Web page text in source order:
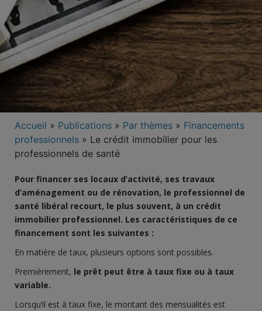
Accueil » Publications » Par thèmes » Financements
professionnels » Le crédit immobilier pour les
professionnels de santé
Pour financer ses locaux d’activité, ses travaux
d’aménagement ou de rénovation, le professionnel de
santé libéral recourt, le plus souvent, à un crédit
immobilier professionnel. Les caractéristiques de ce
financement sont les suivantes :
En matière de taux, plusieurs options sont possibles.
Premièrement, le prêt peut être à taux fixe ou à taux
variable.
Lorsqu’il est à taux fixe, le montant des mensualités est